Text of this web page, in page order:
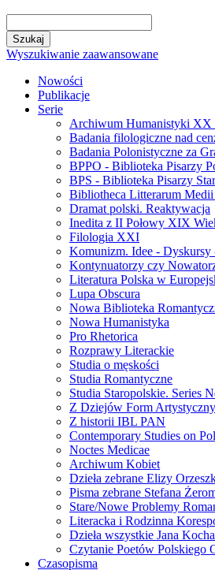
Wyszukiwanie zaawansowane
Nowości
Publikacje
Serie
Archiwum Humanistyki XX
Badania filologiczne nad
Badania Polonistyczne za
BPPO - Biblioteka Pisarzy
BPS - Biblioteka Pisarzy
Bibliotheca Litterarum
Dramat polski. Reaktywacja
Inedita z II Połowy XIX
Filologia XXI
Komunizm. Idee - Dyskursy
Kontynuatorzy czy
Literatura Polska w
Lupa Obscura
Nowa Biblioteka
Nowa Humanistyka
Pro Rhetorica
Rozprawy Literackie
Studia o męskości
Studia Romantyczne
Studia Staropolskie. Series
Z Dziejów Form
Z historii IBL PAN
Contemporary Studies on
Noctes Medicae
Archiwum Kobiet
Dzieła zebrane Elizy
Pisma zebrane Stefana
Stare/Nowe Problemy
Literacka i Rodzinna
Dzieła wszystkie Jana
Czytanie Poetów Polskiego
Czasopisma